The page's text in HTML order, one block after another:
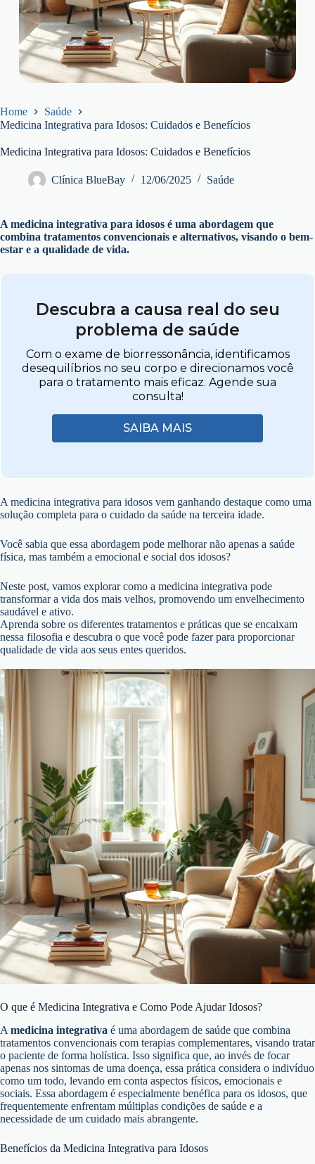
Home
Saúde
Medicina Integrativa para Idosos: Cuidados e Benefícios
Medicina Integrativa para Idosos: Cuidados e Benefícios
Clínica BlueBay 12/06/2025 Saúde
A medicina integrativa para idosos é uma abordagem que
combina tratamentos convencionais e alternativos, visando o bem-
estar e a qualidade de vida.
Descubra a causa real do seu
problema de saúde
Com o exame de biorressonância, identificamos
desequilíbrios no seu corpo e direcionamos você
para o tratamento mais eficaz. Agende sua
consulta!
SAIBA MAIS
A medicina integrativa para idosos vem ganhando destaque como uma
solução completa para o cuidado da saúde na terceira idade.
Você sabia que essa abordagem pode melhorar não apenas a saúde
física, mas também a emocional e social dos idosos?
Neste post, vamos explorar como a medicina integrativa pode
transformar a vida dos mais velhos, promovendo um envelhecimento
saudável e ativo.
Aprenda sobre os diferentes tratamentos e práticas que se encaixam
nessa filosofia e descubra o que você pode fazer para proporcionar
qualidade de vida aos seus entes queridos.
O que é Medicina Integrativa e Como Pode Ajudar Idosos?
A medicina integrativa é uma abordagem de saúde que combina
tratamentos convencionais com terapias complementares, visando tratar
o paciente de forma holística. Isso significa que, ao invés de focar
apenas nos sintomas de uma doença, essa prática considera o indivíduo
como um todo, levando em conta aspectos físicos, emocionais e
sociais. Essa abordagem é especialmente benéfica para os idosos, que
frequentemente enfrentam múltiplas condições de saúde e a
necessidade de um cuidado mais abrangente.
Benefícios da Medicina Integrativa para Idosos